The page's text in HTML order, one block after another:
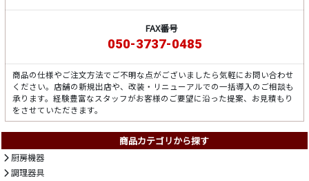
FAX番号
050-3737-0485
商品の仕様やご注文方法でご不明な点がございましたら気軽にお問い合わせ
ください。店舗の新規出店や、改装・リニューアルでの一括導入のご相談も
承ります。経験豊富なスタッフがお客様のご要望に沿った提案、お見積もり
をさせていただきます。
商品カテゴリから探す
厨房機器
調理器具